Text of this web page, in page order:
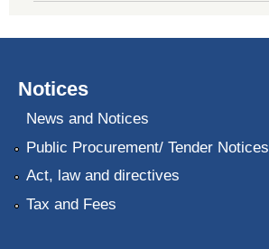
Notices
News and Notices
Public Procurement/ Tender Notices
Act, law and directives
Tax and Fees